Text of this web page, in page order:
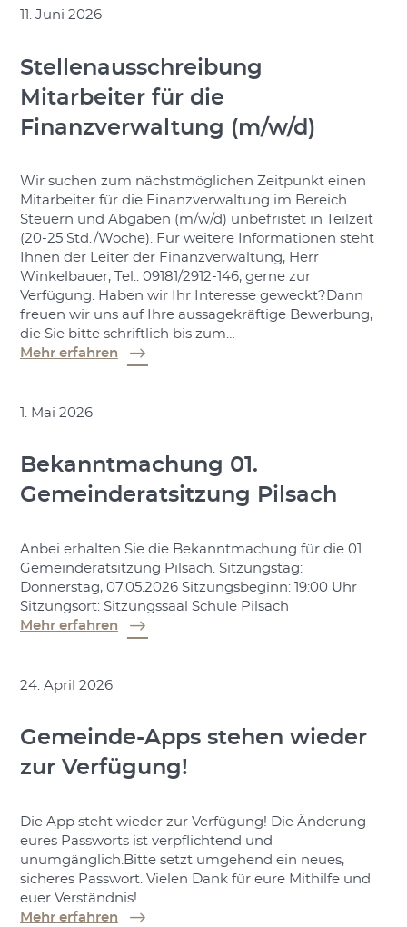
11. Juni 2026
Stellenausschreibung
Mitarbeiter für die
Finanzverwaltung (m/w/d)
Wir suchen zum nächstmöglichen Zeitpunkt einen
Mitarbeiter für die Finanzverwaltung im Bereich
Steuern und Abgaben (m/w/d) unbefristet in Teilzeit
(20-25 Std./Woche). Für weitere Informationen steht
Ihnen der Leiter der Finanzverwaltung, Herr
Winkelbauer, Tel.: 09181/2912-146, gerne zur
Verfügung. Haben wir Ihr Interesse geweckt?Dann
freuen wir uns auf Ihre aussagekräftige Bewerbung,
die Sie bitte schriftlich bis zum…
Mehr erfahren
1. Mai 2026
Bekanntmachung 01.
Gemeinderatsitzung Pilsach
Anbei erhalten Sie die Bekanntmachung für die 01.
Gemeinderatsitzung Pilsach. Sitzungstag:
Donnerstag, 07.05.2026 Sitzungsbeginn: 19:00 Uhr
Sitzungsort: Sitzungssaal Schule Pilsach
Mehr erfahren
24. April 2026
Gemeinde-Apps stehen wieder
zur Verfügung!
Die App steht wieder zur Verfügung! Die Änderung
eures Passworts ist verpflichtend und
unumgänglich.Bitte setzt umgehend ein neues,
sicheres Passwort. Vielen Dank für eure Mithilfe und
euer Verständnis!
Mehr erfahren